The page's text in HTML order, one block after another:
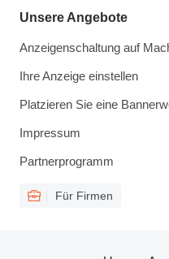
Unsere Angebote
Anzeigenschaltung auf
Ihre Anzeige einstellen
Platzieren Sie eine
Impressum
Partnerprogramm
Für Firmen